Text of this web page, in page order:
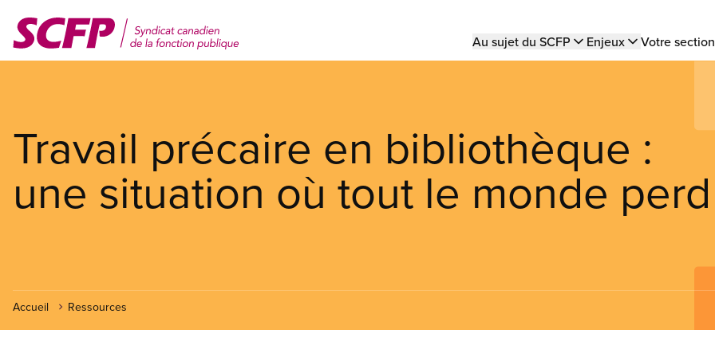
contenu
Main
Au sujet du SCFP Enjeux Votre
Travail précaire en bibliothèque :
une situation où tout le monde perd
Accueil Ressources